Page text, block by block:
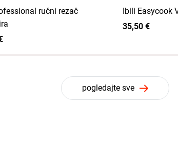
ručni rezač
Ibili Easycook
35,50 €
pogledajte sve